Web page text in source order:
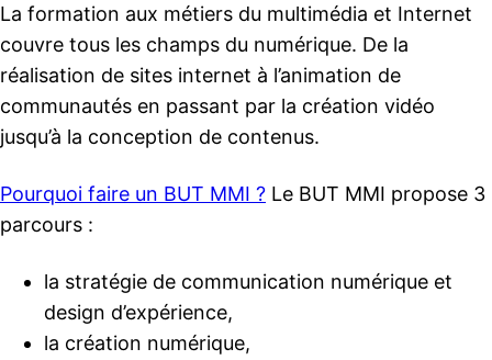
La formation aux métiers du multimédia et Internet
couvre tous les champs du numérique. De la
réalisation de sites internet à l’animation de
communautés en passant par la création vidéo
jusqu’à la conception de contenus.
Pourquoi faire un BUT MMI ? Le BUT MMI propose 3
parcours :
la stratégie de communication numérique et
design d’expérience,
la création numérique,